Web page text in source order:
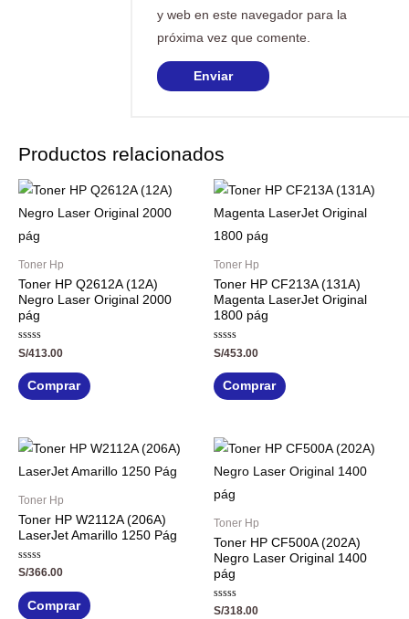
y web en este navegador para la
próxima vez que comente.
Productos relacionados
Toner Hp
Toner HP Q2612A (12A)
Negro Laser Original 2000
pág
Valorado
con
de
5
S/413.00
Comprar
Toner Hp
Toner HP CF213A (131A)
Magenta LaserJet Original
1800 pág
Valorado
con
de
5
S/453.00
Comprar
Toner Hp
Toner HP W2112A (206A)
LaserJet Amarillo 1250 Pág
Valorado
de
5
S/366.00
Comprar
Toner Hp
Toner HP CF500A (202A)
Negro Laser Original 1400
pág
Valorado
S/318.00